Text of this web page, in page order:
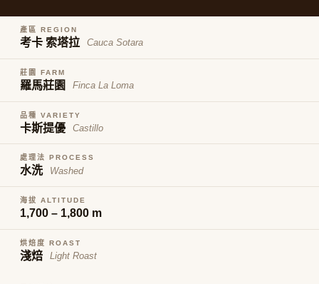
任。
４．使用「AFTEE先享後付」時，將依據個別帳號之用戶狀況，依本公司即
時審查核予不同之上限額度；若仍有額度不足之情形，本公司將視審查結果
５．嚴禁一人註冊多個帳號或使用他人資訊註冊。若發現惡意使用之情形，
恩沛科技股份有限公司將有權停止該用戶之使用額度並採取法律行動。
產區 REGION
考卡 索塔拉 Cauca Sotara
莊園 FARM
羅馬莊園 Finca La Loma
品種 VARIETY
卡斯提優 Castillo
處理法 PROCESS
水洗 Washed
海拔 ALTITUDE
1,700 – 1,800 m
烘焙度 ROAST
淺焙 Light Roast